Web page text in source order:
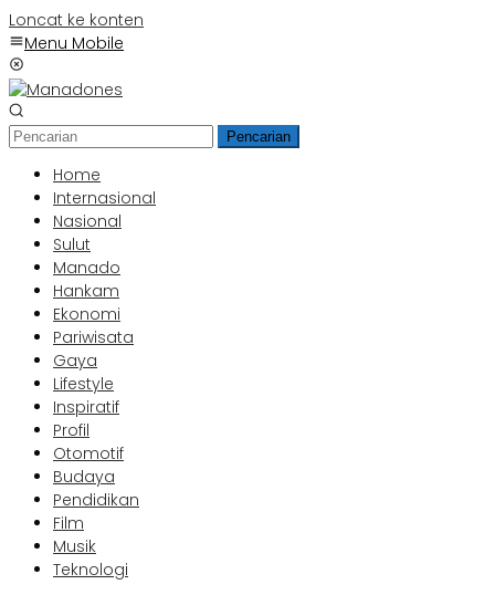
Loncat ke konten
Menu Mobile
Pencarian
Home
Internasional
Nasional
Sulut
Manado
Hankam
Ekonomi
Pariwisata
Gaya
Lifestyle
Inspiratif
Profil
Otomotif
Budaya
Pendidikan
Film
Musik
Teknologi